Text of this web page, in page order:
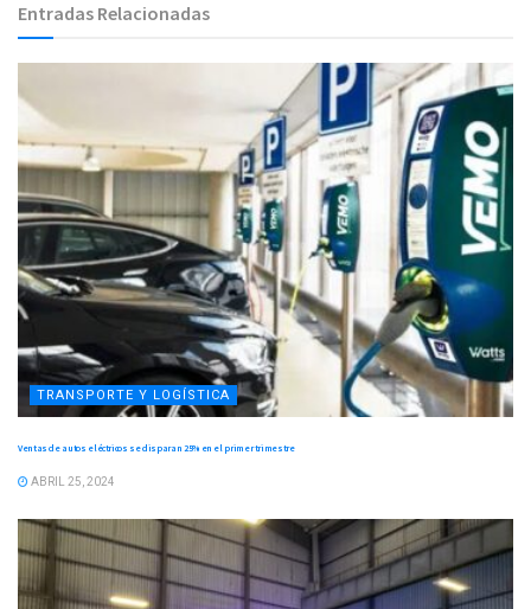
Entradas Relacionadas
TRANSPORTE Y LOGÍSTICA
Ventas de autos eléctricos se disparan 25% en el primer trimestre
ABRIL 25, 2024